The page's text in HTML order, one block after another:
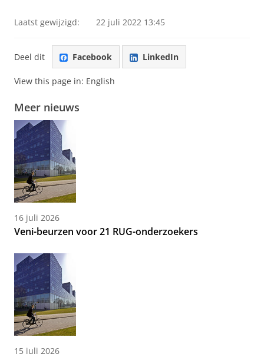
Laatst gewijzigd: 22 juli 2022 13:45
Deel dit Facebook LinkedIn
View this page in: English
Meer nieuws
16 juli 2026
Veni-beurzen voor 21 RUG-onderzoekers
15 juli 2026